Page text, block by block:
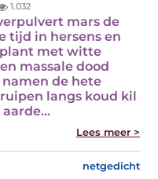
1.032
mars de
tijd in hersens en
met witte
massale dood
de hete
langs koud kil
aarde…
Lees meer >
netgedicht